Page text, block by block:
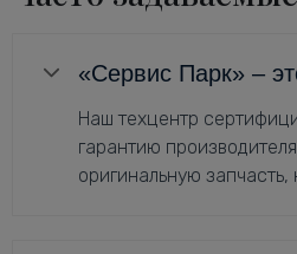
«Сервис Парк» –
Наш техцентр
гарантию
оригинальную